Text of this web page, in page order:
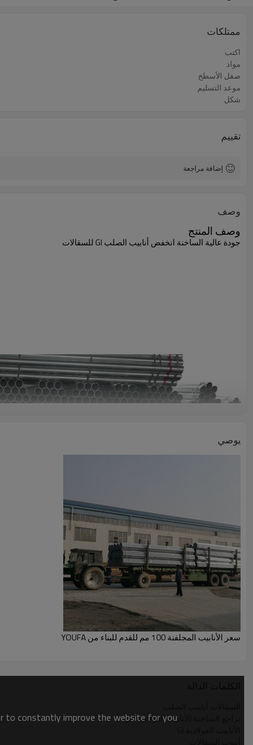
ممتلكات
اكتب
مواد
صقل الأسطح
موعد التسليم
شكل
تقييم
إضافة مراجعة
وصف
وصف المنتج
جودة عالية الساخنة انخفض أنابيب الصلب GI للسقالات
يوصي
سعر الأنابيب المجلفنة 100 مم للقدم للبناء من YOUFA
تراجع الساخنة الأنابيب الفولاذية غيto constantly improve the website for you.